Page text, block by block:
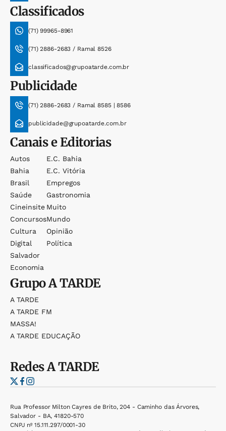
Classificados
(71) 99965-8961
(71) 2886-2683 / Ramal 8526
classificados@grupoatarde.com.br
Publicidade
(71) 2886-2683 / Ramal 8585 | 8586
publicidade@grupoatarde.com.br
Canais e Editorias
Autos
Bahia
Brasil
Saúde
Cineinsite
Concursos
Cultura
Digital
Salvador
Economia
E.c. Bahia
E.c. Vitória
Empregos
Gastronomia
Muito
Mundo
Opinião
Política
GrupoA TARDE
A TARDE
A TARDE FM
MASSA!
A TARDE EDUCAÇÃO
RedesA TARDE
Rua Professor Milton Cayres de Brito, 204 - Caminho das Árvores,
Salvador - BA, 41820-570
CNPJ nº 15.111.297/0001-30